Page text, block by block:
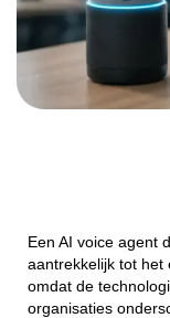
Een AI voice agent
aantrekkelijk tot het
omdat de
organisaties